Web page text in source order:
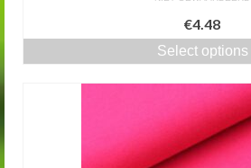
€4.48
Select options